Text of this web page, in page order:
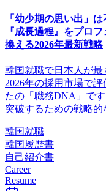
「幼少期の思い出」
『成長過程』をプロ
換える2026年最新戦略
韓国就職で日本人が最
2026年の採用市場で
たの「職務DNA」で
突破するための戦略的
韓国就職
韓国履歴書
自己紹介書
Career
Resume